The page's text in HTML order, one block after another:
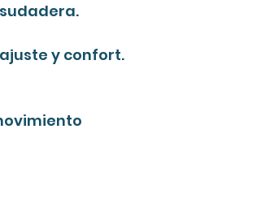
y confort.